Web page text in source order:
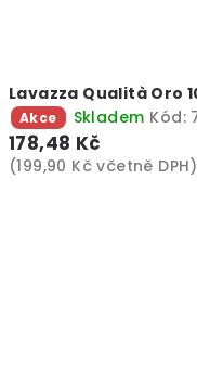
Lavazza Qualità Oro
Akce Skladem Kód:
178,48 Kč
(199,90 Kč včetně DPH)